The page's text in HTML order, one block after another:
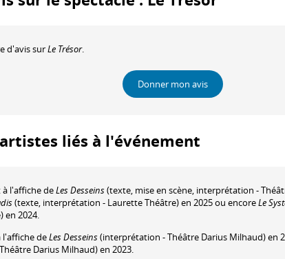
d'avis surLe Trésor.
Donner mon avis
liés à l'événement
à l'affiche deLes Desseins(texte, mise en scène, interprétation -
(texte, interprétation - Laurette Théâtre) en 2025 ou encoreLe
en 2024.
l'affiche deLes Desseins(interprétation - Théâtre Darius Milhaud) en
Darius Milhaud) en 2023.